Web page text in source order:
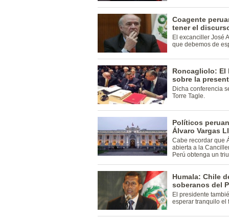
Coagente
tener el
El excanciller José
que debemos de
Roncagliolo: El
sobre la
Dicha conferencia
Torre Tagle.
Políticos
Álvaro Vargas
Cabe recordar que
abierta a la
Perú obtenga un
Humala: Chile
soberanos del
El presidente
esperar tranquilo el